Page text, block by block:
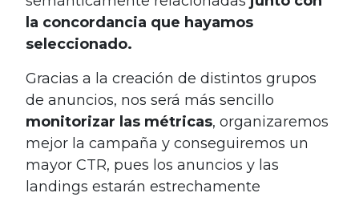
la concordancia que hayamos
seleccionado.
Gracias a la creación de distintos grupos
de anuncios, nos será más sencillo
monitorizar las métricas, organizaremos
mejor la campaña y conseguiremos un
mayor CTR, pues los anuncios y las
landings estarán estrechamente